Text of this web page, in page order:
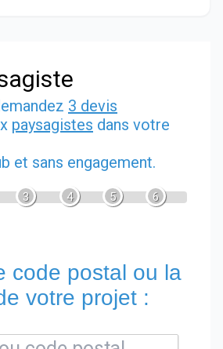
3 devis
paysagistes dans votre
et sans engagement.
3 4 5 6
code postal ou la
votre projet :